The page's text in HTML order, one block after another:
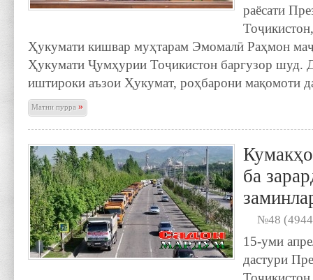
раёсати
Ҳукумати кишвар муҳтарам Эмомалӣ Раҳмон
Ҳукумати Ҷумҳурии Тоҷикистон баргузор шуд.
иштироки аъзои Ҳукумат, роҳбарони мақомоти
Матни пурра»
ба
№48
15-уми
дас­тури